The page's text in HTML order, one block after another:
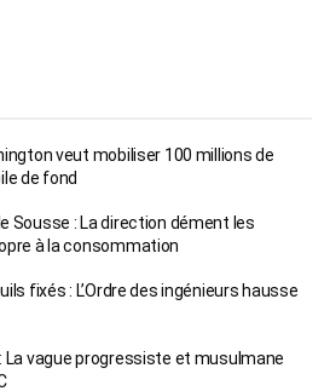
veut mobiliser 100 millions de
de fond
Sousse : La direction dément les
à la consommation
fixés : L’Ordre des ingénieurs hausse
La vague progressiste et musulmane